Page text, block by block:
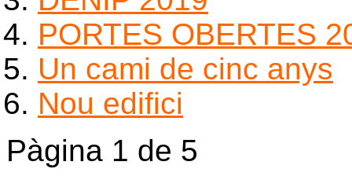
PORTES OBERTES
Un cami de cinc anys
Nou edifici
Pàgina 1 de 5